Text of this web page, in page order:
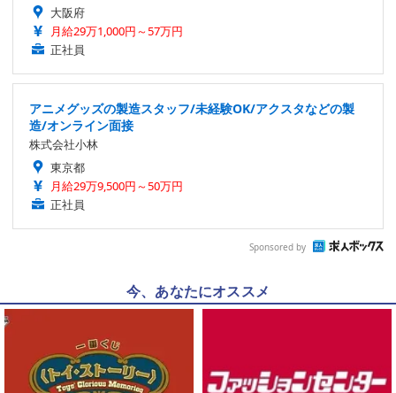
大阪府
月給29万1,000円～57万円
正社員
アニメグッズの製造スタッフ/未経験OK/アクスタなどの製
造/オンライン面接
株式会社小林
東京都
月給29万9,500円～50万円
正社員
Sponsored by
今、あなたにオススメ